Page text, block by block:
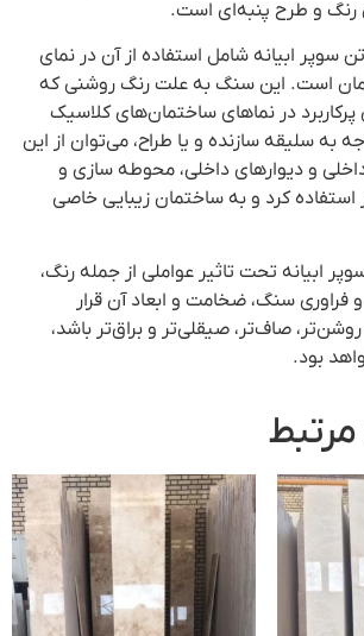
رنگ و طرح پنبه‌ای است.
سوپر ابیانه شامل استفاده از آن در نمای
است. این سنگ به علت رنگ روشنی که
در نماهای ساختمان‌های کلاسیک
به سلیقه سازنده و یا طراح، می‌توان از این
و دیوارهای داخلی، محوطه سازی و
استفاده کرد و به ساختمان زیبایی خاصی
ابیانه تحت تاثیر عواملی از جمله رنگ،
سنگ، ضخامت و ابعاد آن قرار
صاف‌تر، صیقلی‌تر و براق‌تر باشد،
بود.